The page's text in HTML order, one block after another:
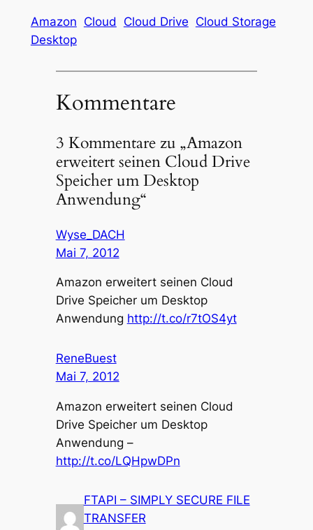
Amazon Cloud Cloud Drive Cloud Storage
Desktop
Kommentare
3 Kommentare zu „Amazon
erweitert seinen Cloud Drive
Speicher um Desktop
Anwendung“
Wyse_DACH
Mai 7, 2012
Amazon erweitert seinen Cloud
Drive Speicher um Desktop
Anwendung http://t.co/r7tOS4yt
ReneBuest
Mai 7, 2012
Amazon erweitert seinen Cloud
Drive Speicher um Desktop
Anwendung –
http://t.co/LQHpwDPn
FTAPI – SIMPLY SECURE FILE
TRANSFER